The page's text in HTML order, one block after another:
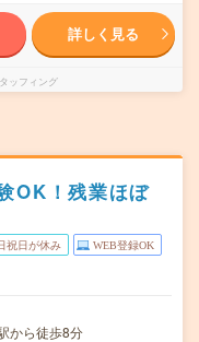
詳しく見る
ッフィング
OK！残業ほぼ
祝日が休み WEB登録OK
から徒歩8分